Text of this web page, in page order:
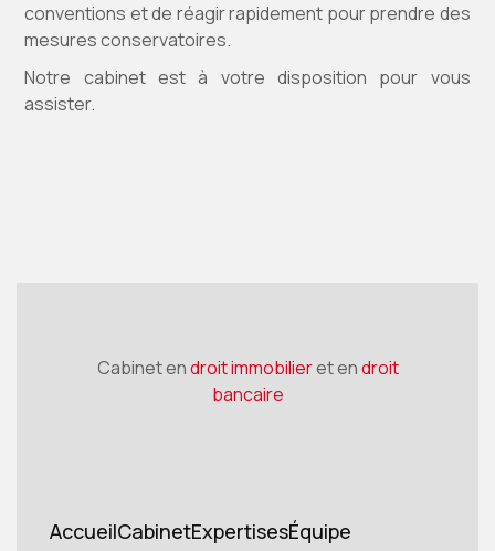
conventions et de réagir rapidement pour prendre des
mesures conservatoires.
Notre cabinet est à votre disposition pour vous
assister.
Cabinet endroit immobilieret endroit
bancaire
AccueilCabinetExpertisesÉquipe